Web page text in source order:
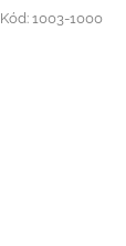
Kód:1003-1000